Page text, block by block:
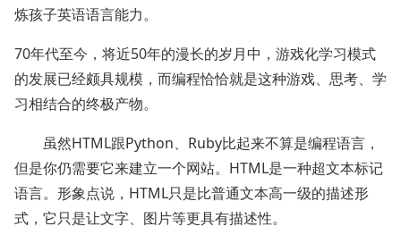
炼孩子英语语言能力。
70年代至今，将近50年的漫长的岁月中，游戏化学习模式
的发展已经颇具规模，而编程恰恰就是这种游戏、思考、学
习相结合的终极产物。
虽然HTML跟Python、Ruby比起来不算是编程语言，
但是你仍需要它来建立一个网站。HTML是一种超文本标记
语言。形象点说，HTML只是比普通文本高一级的描述形
式，它只是让文字、图片等更具有描述性。